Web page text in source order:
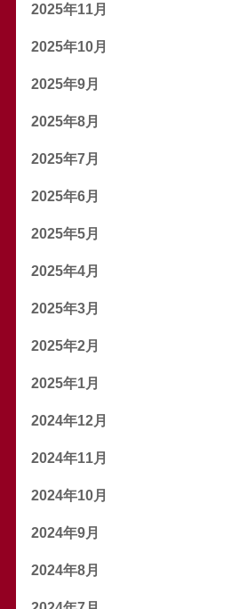
2025年11月
2025年10月
2025年9月
2025年8月
2025年7月
2025年6月
2025年5月
2025年4月
2025年3月
2025年2月
2025年1月
2024年12月
2024年11月
2024年10月
2024年9月
2024年8月